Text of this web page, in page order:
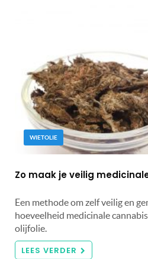
WIETOLIE
Zo maak je veilig
Een methode om zelf veilig en
hoeveelheid medicinale
olijfolie.
LEES VERDER